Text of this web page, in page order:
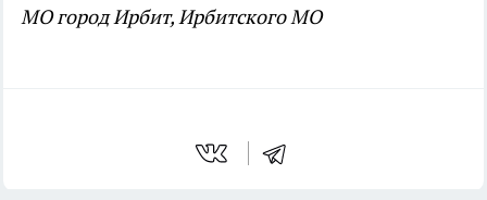
МО город Ирбит, Ирбитского МО